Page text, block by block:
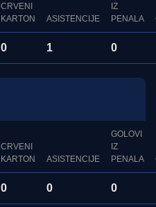
CRVENI
KARTON
ASISTENCIJE
IZ
PENALA
0 1 0
CRVENI
KARTON
ASISTENCIJE
GOLOVI
IZ
PENALA
0 0 0